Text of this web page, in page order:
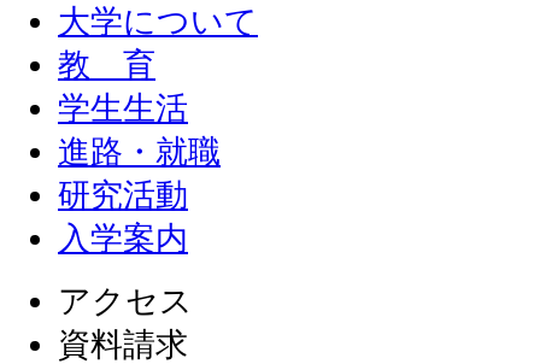
大学について
教 育
学生生活
進路・就職
研究活動
入学案内
アクセス
資料請求